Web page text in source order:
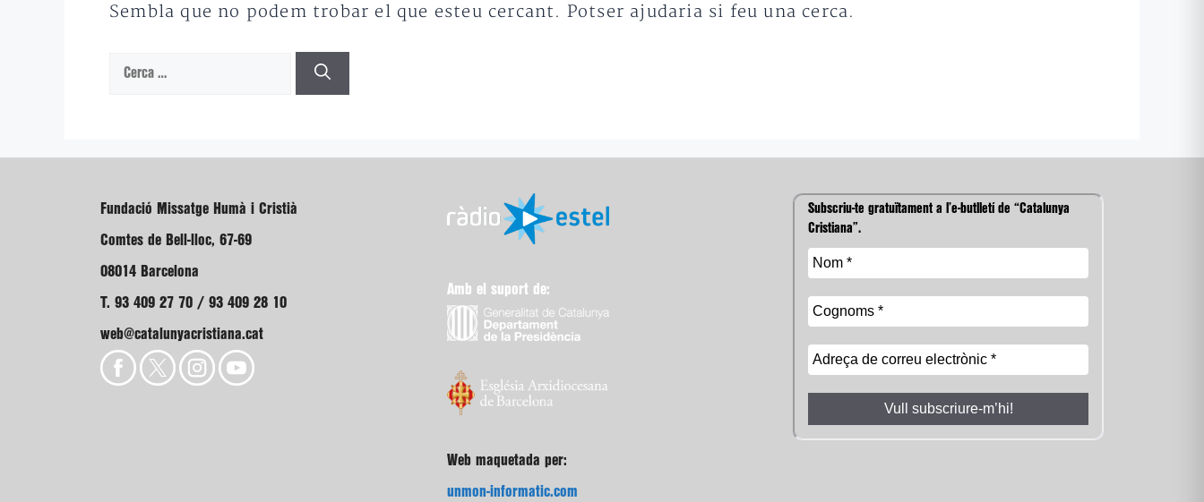
Sembla que no podem trobar el que esteu cercant. Potser ajudaria si feu una cerca.
Cerca:
Fundació Missatge Humà i Cristià
Comtes de Bell-lloc, 67-69
08014 Barcelona
T. 93 409 27 70 / 93 409 28 10
web@catalunyacristiana.cat
Amb el suport de:
Web maquetada per:
unmon-informatic.com
Subscriu-te gratuïtament a l’e-butlletí de “Catalunya
Cristiana”.